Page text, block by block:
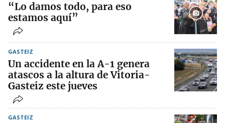
“Lo damos todo, para eso
estamos aquí”
GASTEIZ
Un accidente en la A-1 genera
atascos a la altura de Vitoria-
Gasteiz este jueves
GASTEIZ